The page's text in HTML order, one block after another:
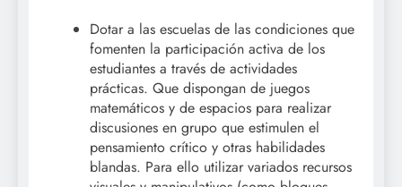
Dotar a las escuelas de las condiciones que
fomenten la participación activa de los
estudiantes a través de actividades
prácticas. Que dispongan de juegos
matemáticos y de espacios para realizar
discusiones en grupo que estimulen el
pensamiento crítico y otras habilidades
blandas. Para ello utilizar variados recursos